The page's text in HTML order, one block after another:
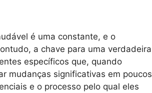
é uma constante, e o
a chave para uma verdadeira
específicos que, quando
mudanças significativas em poucos
e o processo pelo qual eles